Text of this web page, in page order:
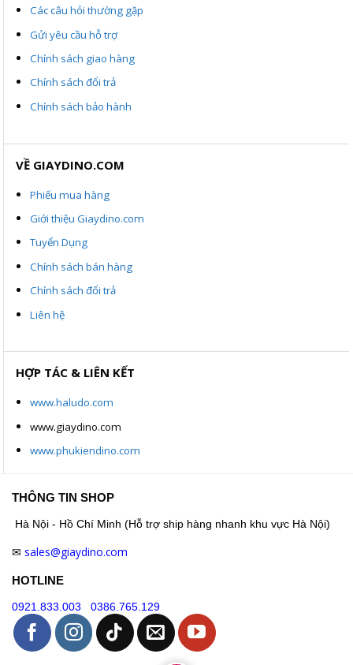
Các câu hỏi thường gặp
Gửi yêu cầu hỗ trợ
Chính sách giao hàng
Chính sách đổi trả
Chính sách bảo hành
VỀ GIAYDINO.COM
Phiếu mua hàng
Giới thiệu Giaydino.com
Tuyển Dụng
Chính sách bán hàng
Chính sách đổi trả
Liên hệ
HỢP TÁC & LIÊN KẾT
www.haludo.com
www.giaydino.com
www.phukiendino.com
THÔNG TIN SHOP
Hà Nội - Hồ Chí Minh (Hỗ trợ ship hàng nhanh khu vực Hà Nội)
✉ sales@giaydino.com
HOTLINE
0921.833.003 0386.765.129